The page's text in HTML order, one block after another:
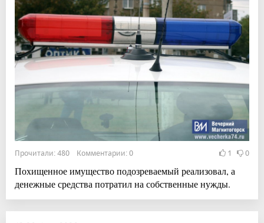
Прочитали: 480 Комментарии: 0 1 0
Похищенное имущество подозреваемый реализовал, а
денежные средства потратил на собственные нужды.